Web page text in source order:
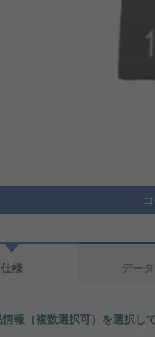
仕様 デー
報（複数選択可）を選択し